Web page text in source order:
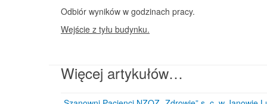
Odbiór wyników w godzinach pracy.
Wejście z tyłu budynku.
Więcej artykułów…